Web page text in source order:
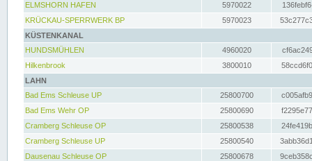
ELMSHORN HAFEN
5970022
KRÜCKAU-SPERRWERK BP
5970023
KÜSTENKANAL
HUNDSMÜHLEN
4960020
Hilkenbrook
3800010
LAHN
Bad Ems Schleuse UP
25800700
Bad Ems Wehr OP
25800690
Cramberg Schleuse OP
25800538
Cramberg Schleuse UP
25800540
Dausenau Schleuse OP
25800678